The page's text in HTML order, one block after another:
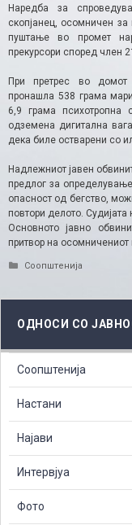
Наредба за
скопјанец, осомничен
пуштање во промет
прекурсори според член
При претрес во домот
пронашла 538 грама
6,9 грама психотропна
одземена дигитална
дека биле остварени со
Надлежниот јавен
предлог за
опасност од бегство,
повтори делото.
Основното јавно
притвор на
Categories
Соопштенија
ОДНОСИ СО
Соопштенија
Настани
Најави
Интервјуа
Фото